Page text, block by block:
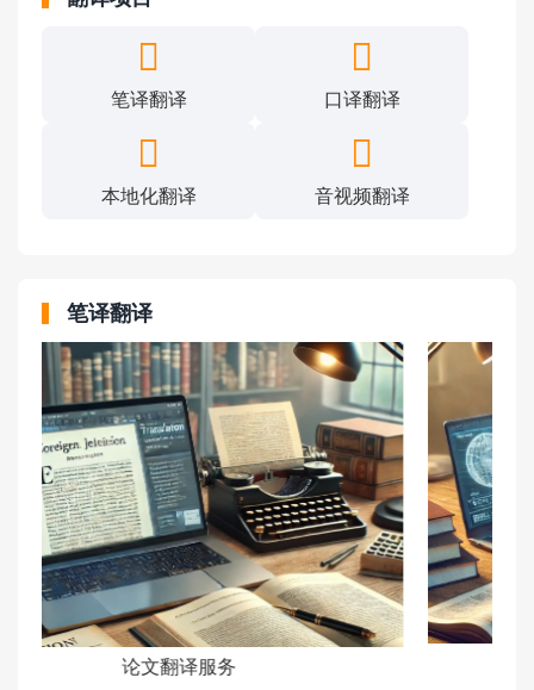
笔译翻译 口译翻译
本地化翻译 音视频翻译
笔译翻译
手册翻译服务